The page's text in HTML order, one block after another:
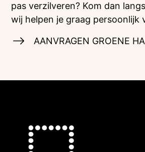
pas verzilveren? Kom dan
wij helpen je graag persoonlijk
AANVRAGEN GROENE